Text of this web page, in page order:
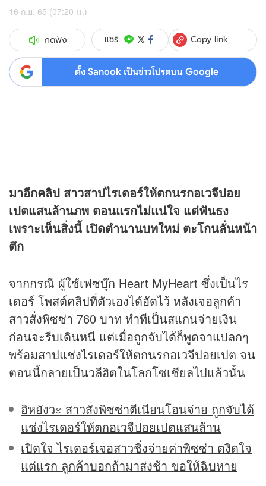
16 ก.ย. 65 (07:20 น.)
กดฟัง แชร์ Copy link
ตั้ง Sanook เป็นข่าวโปรดบน Google
มาอีกคลิป สาวสาปไรเดอร์ให้ตกนรกอเวจีปอย
เปตแสนล้านภพ ตอนแรกไม่แน่ใจ แต่ฟันธง
เพราะเห็นสิ่งนี้ เปิดตำนานบทใหม่ ตะโกนลั่นหน้า
ตึก
จากกรณี ผู้ใช้เฟซบุ๊ก Heart MyHeart ซึ่งเป็นไร
เดอร์ โพสต์คลิปที่ตัวเองได้อัดไว้ หลังเจอลูกค้า
สาวสั่งพิซซ่า 760 บาท ทำทีเป็นสแกนจ่ายเงิน
ก่อนจะรีบเดินหนี แต่เมื่อถูกจับได้ก็พูดจาแปลกๆ
พร้อมสาปแช่งไรเดอร์ให้ตกนรกอเวจีปอยเปต จน
ตอนนี้กลายเป็นวลีฮิตในโลกโซเชียลไปแล้วนั้น
อิหยังวะ สาวสั่งพิซซ่าตีเนียนโอนจ่าย ถูกจับได้
แช่งไรเดอร์ให้ตกอเวจีปอยเปตแสนล้าน
เปิดใจ ไรเดอร์เจอสาวชิ่งจ่ายค่าพิซซ่า ตงิดใจ
แต่แรก ลูกค้าบอกถ้ามาส่งช้า ขอให้ฉิบหาย